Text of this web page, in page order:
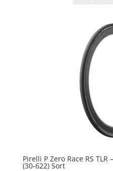
Pirelli P Zero Race RS
(30-622) Sort